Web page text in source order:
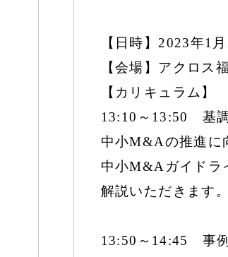
【日時】2023年1
【会場】アクロス
【カリキュラム】
13:10～13:50 基
中小M&Aの推進に
中小M&Aガイドラ
解説いただきます。
13:50～14:45 事